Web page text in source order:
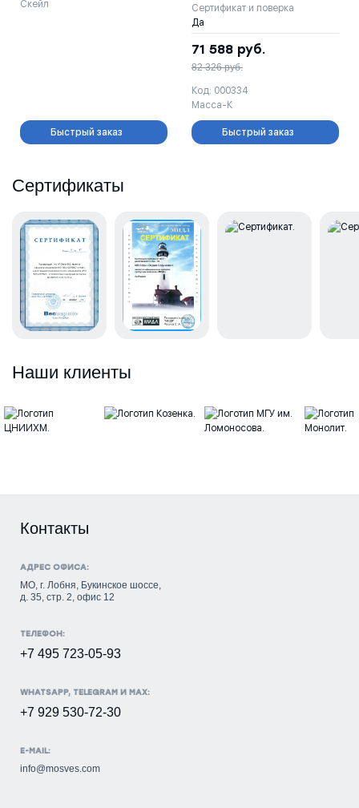
Скейл
Быстрый заказ
Сертификат и поверка
Да
71 588 руб.
82 326руб.
Код: 000334
Масса-К
Быстрый заказ
Сертификаты
Наши клиенты
Контакты
АДРЕС ОФИСА:
МО, г. Лобня, Букинское шоссе,
д. 35, стр. 2, офис 12
ТЕЛЕФОН:
+7 495 723-05-93
WHATSAPP, TELEGRAM И MAX:
+7 929 530-72-30
E-MAIL:
info@mosves.com